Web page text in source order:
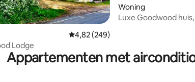
Gemiddelde beoordeling van 4,82
4,82 (249)
Lodge
Woning
Luxe Goodwood
Appartementen met